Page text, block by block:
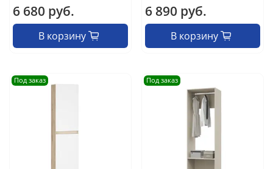
6 680 руб.
В корзину
6 890 руб.
В корзину
Под заказ Под заказ